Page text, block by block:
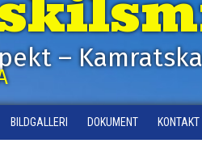
–
BILDGALLERI DOKUMENT KONTAKT